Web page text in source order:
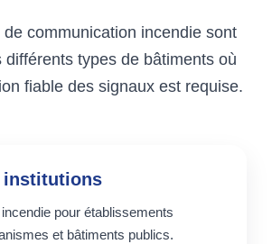
communication incendie sont
différents types de bâtiments où
fiable des signaux est requise.
institutions
pour établissements
et bâtiments publics.